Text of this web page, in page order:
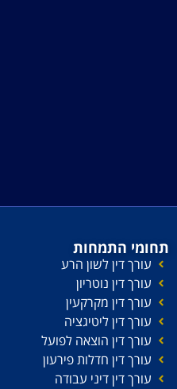
תחומי התמחות
עורך דין לשון הרע
עורך דין נוטריון
עורך דין מקרקעין
עורך דין ליטיגציה
עורך דין הוצאה לפועל
עורך דין חדלות פירעון
עורך דין דיני עבודה